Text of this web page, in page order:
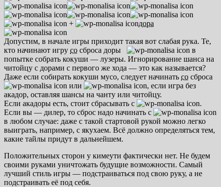
+ дора
Допустим, в начале игры приходит такая вот слабая рука. Те,
кто начинают игру со сброса доры
в
попытке собрать кокуши — лузеры. Игнорирование шанса на
читойцу с дорами с первого же хода — это как называется?
Даже если собирать кокуши мусо, следует начинать со сброса
или
, если игра без
акадор, оставляя шансы на чанту или читойцу.
Если акадоры есть, стоит сбрасывать с
.
Если вы — дилер, то сброс надо начинать с
в любом случае: даже с такой стартовой рукой можно легко
выиграть, например, с якухаем. Всё должно определяться тем,
какие тайлы придут в дальнейшем.
Положительных сторон у кимеути фактически нет. Не будем
своими руками уничтожать будущие возможности. Самый
лучший стиль игры — подстраиваться под свою руку, а не
подстраивать её под себя.